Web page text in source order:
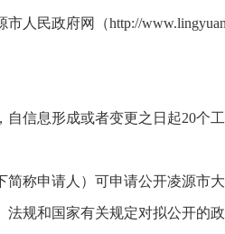
人民政府网（http://
自信息形成或者变更之日起20个
简称申请人）可申请公开凌源市
规和国家有关规定对拟公开的政